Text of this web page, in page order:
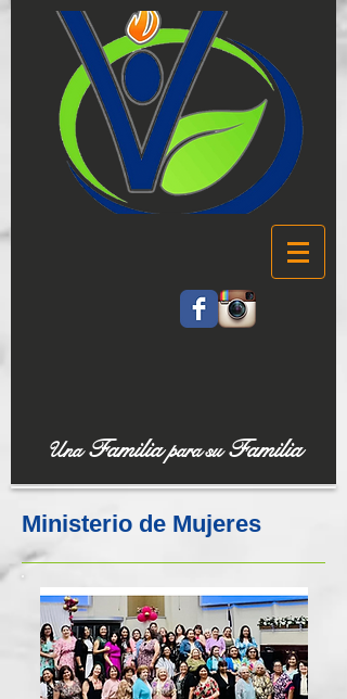
UnaFamiliapara suFamilia
Ministerio de Mujeres